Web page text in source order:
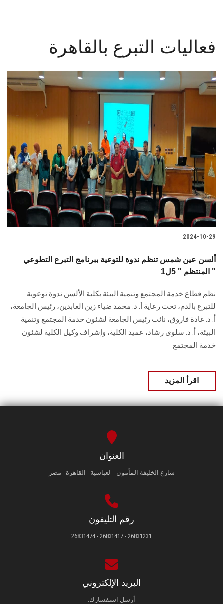
المراكز والوحدات
الأنظمة الذكية
الطلاب
هيئة التدريس
الدراسات العليا
الزائـرون
سجل الان
فعاليات التبرع بالقاهرة
2024-10-29
ألسن عين شمس تنظم ندوة للتوعية ببرنامج التبرع التطوعي
المنتظم " 5ل1 "
نظم قطاع خدمة المجتمع وتنمية البيئة بكلية الألسن ندوة توعوية
للتبرع بالدم، تحت رعاية أ. د. ‏محمد ضياء زين العابدين، رئيس الجامعة،
أ. د. غادة فاروق، نائب رئيس الجامعة لشئون خدمة ‏المجتمع وتنمية
البيئة، أ. د. سلوى رشاد، عميد الكلية، وإشراف وكيل الكلية ‏لشئون
خدمة المجتمع
اقرأ المزيد
العنوان
شارع الخليفة المأمون - العباسية - القاهرة - مصر
رقم التليفون
26831231 - 26831417 - 26831474
البريد الإلكتروني
أرسل استفسارك.